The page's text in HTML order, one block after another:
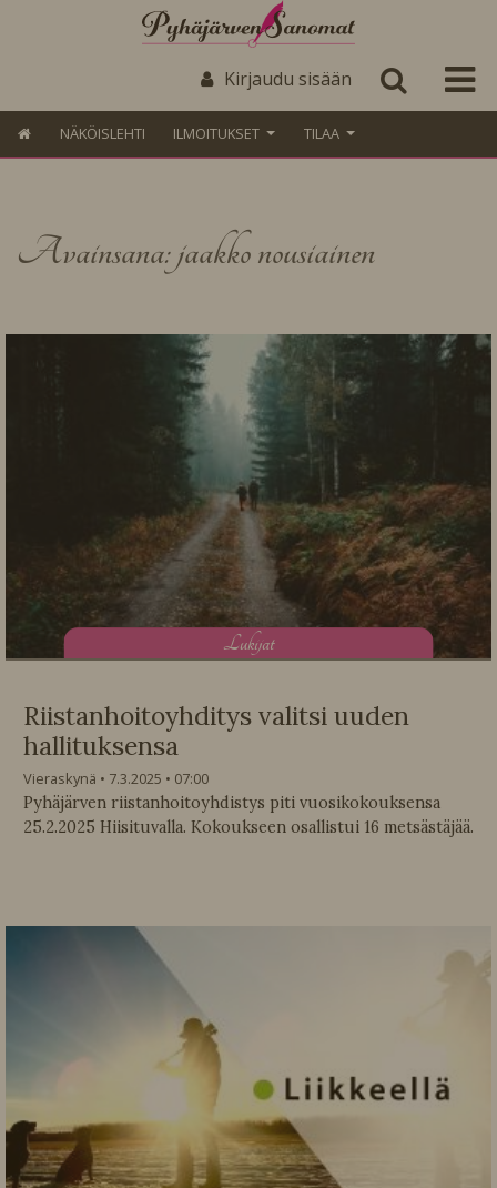
Kirjaudu sisään
NÄKÖISLEHTI ILMOITUKSET TILAA
Avainsana: jaakko nousiainen
Lukijat
Riistanhoitoyhditys valitsi uuden
hallituksensa
Vieraskynä 7.3.2025
07:00
Pyhäjärven riistanhoitoyhdistys piti vuosikokouksensa
25.2.2025 Hiisituvalla. Kokoukseen osallistui 16 metsästäjää.